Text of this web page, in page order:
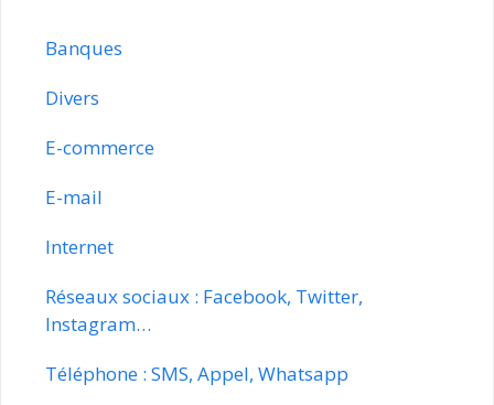
Banques
Divers
E-commerce
E-mail
Internet
Réseaux sociaux : Facebook, Twitter,
Instagram…
Téléphone : SMS, Appel, Whatsapp